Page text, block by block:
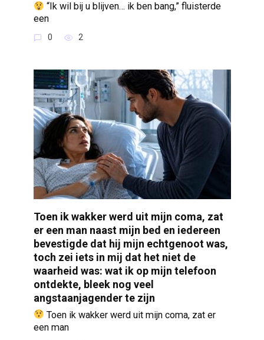
“Ik wil bij u blijven… ik ben bang,” fluisterde
een
0 2
Toen ik wakker werd uit mijn coma, zat
er een man naast mijn bed en iedereen
bevestigde dat hij mijn echtgenoot was,
toch zei iets in mij dat het niet de
waarheid was: wat ik op mijn telefoon
ontdekte, bleek nog veel
angstaanjagender te zijn
Toen ik wakker werd uit mijn coma, zat er
een man